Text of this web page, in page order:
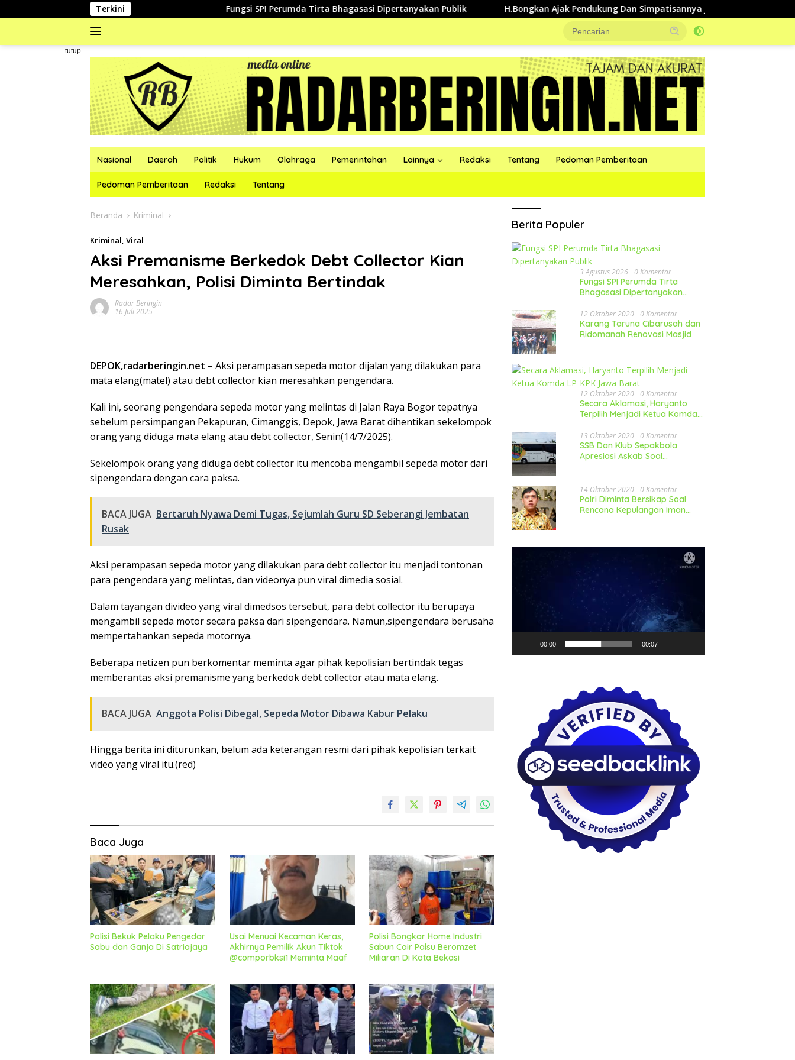
ke
Terkini Fungsi SPI Perumda Tirta Bhagasasi Dipertanyakan Publik H.Bongkan Ajak Pendukung Dan Simpatisannya Jaga Kondusifitas Selama
tutup#
Nasional Daerah Politik Hukum Olahraga Pemerintahan Lainnya Redaksi Tentang Pedoman Pemberitaan
Pedoman Pemberitaan Redaksi Tentang
Beranda Kriminal
Kriminal, Viral
Aksi Premanisme Berkedok Debt Collector Kian
Meresahkan, Polisi Diminta Bertindak
Radar Beringin
16 Juli 2025
DEPOK,radarberingin.net – Aksi perampasan sepeda motor dijalan yang dilakukan para
mata elang(matel) atau debt collector kian meresahkan pengendara.
Kali ini, seorang pengendara sepeda motor yang melintas di Jalan Raya Bogor tepatnya
sebelum persimpangan Pekapuran, Cimanggis, Depok, Jawa Barat dihentikan sekelompok
orang yang diduga mata elang atau debt collector, Senin(14/7/2025).
Sekelompok orang yang diduga debt collector itu mencoba mengambil sepeda motor dari
sipengendara dengan cara paksa.
BACA JUGA Bertaruh Nyawa Demi Tugas, Sejumlah Guru SD Seberangi Jembatan
Rusak
Aksi perampasan sepeda motor yang dilakukan para debt collector itu menjadi tontonan
para pengendara yang melintas, dan videonya pun viral dimedia sosial.
Dalam tayangan divideo yang viral dimedsos tersebut, para debt collector itu berupaya
mengambil sepeda motor secara paksa dari sipengendara. Namun,sipengendara berusaha
mempertahankan sepeda motornya.
Beberapa netizen pun berkomentar meminta agar pihak kepolisian bertindak tegas
memberantas aksi premanisme yang berkedok debt collector atau mata elang.
BACA JUGA Anggota Polisi Dibegal, Sepeda Motor Dibawa Kabur Pelaku
Hingga berita ini diturunkan, belum ada keterangan resmi dari pihak kepolisian terkait
video yang viral itu.(red)
Baca Juga
Polisi Bekuk Pelaku Pengedar
Sabu dan Ganja Di Satriajaya
Usai Menuai Kecaman Keras,
Akhirnya Pemilik Akun Tiktok
@comporbksi1 Meminta Maaf
Polisi Bongkar Home Industri
Sabun Cair Palsu Beromzet
Miliaran Di Kota Bekasi
Berita Populer
3 Agustus 2026 0 Komentar
Fungsi SPI Perumda Tirta
Bhagasasi Dipertanyakan
12 Oktober 2020 0 Komentar
Karang Taruna Cibarusah dan
Ridomanah Renovasi Masjid
12 Oktober 2020 0 Komentar
Secara Aklamasi, Haryanto
Terpilih Menjadi Ketua Komda
13 Oktober 2020 0 Komentar
SSB Dan Klub Sepakbola
Apresiasi Askab Soal
14 Oktober 2020 0 Komentar
Polri Diminta Bersikap Soal
Rencana Kepulangan Iman
00:00 00:07